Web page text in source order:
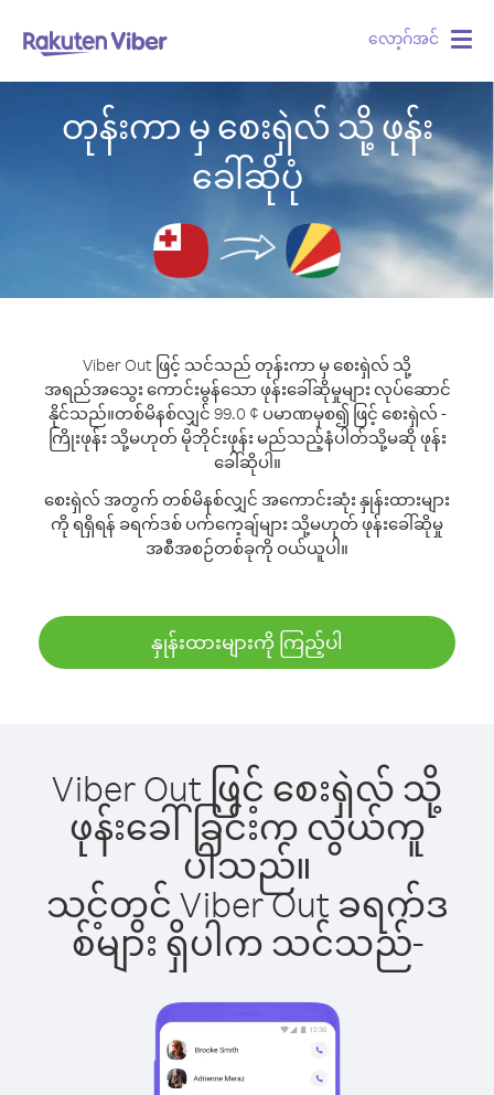
လော့ဂ်အင်
တုန်းကာ မှ စေးရှဲလ် သို့ ဖုန်း
ခေါ်ဆိုပုံ
Viber Out ဖြင့် သင်သည် တုန်းကာ မှ စေးရှဲလ် သို့
အရည်အသွေး ကောင်းမွန်သော ဖုန်းခေါ်ဆိုမှုများ လုပ်ဆောင်
နိုင်သည်။တစ်မိနစ်လျှင် 99.0 ¢ ပမာဏမှစ၍ ဖြင့် စေးရှဲလ် -
ကြိုးဖုန်း သို့မဟုတ် မိုဘိုင်းဖုန်း မည်သည့်နံပါတ်သို့မဆို ဖုန်း
ခေါ်ဆိုပါ။
စေးရှဲလ် အတွက် တစ်မိနစ်လျှင် အကောင်းဆုံး နှုန်းထားများ
ကို ရရှိရန် ခရက်ဒစ် ပက်ကေ့ချ်များ သို့မဟုတ် ဖုန်းခေါ်ဆိုမှု
အစီအစဉ်တစ်ခုကို ဝယ်ယူပါ။
နှုန်းထားများကို ကြည့်ပါ
Viber Out ဖြင့် စေးရှဲလ် သို့
ဖုန်းခေါ်ခြင်းက လွယ်ကူ
ပါသည်။
သင့်တွင် Viber Out ခရက်ဒ
စ်များ ရှိပါက သင်သည်-